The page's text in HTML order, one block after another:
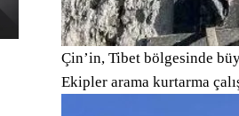
Çin’in, Tibet bölgesinde
Ekipler arama kurtarma